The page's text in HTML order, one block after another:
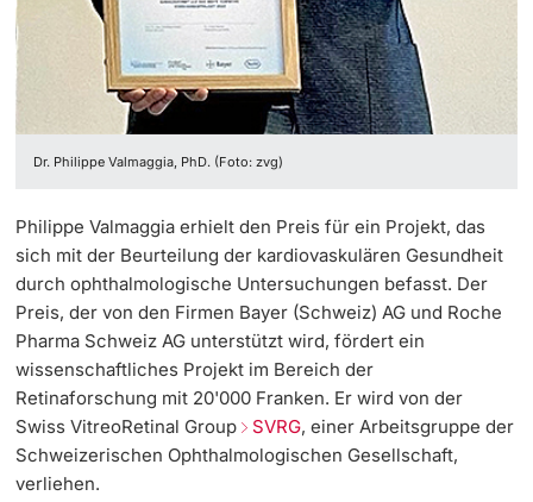
Dr. Philippe Valmaggia, PhD. (Foto: zvg)
Philippe Valmaggia erhielt den Preis für ein Projekt, das
sich mit der Beurteilung der kardiovaskulären Gesundheit
durch ophthalmologische Untersuchungen befasst. Der
Preis, der von den Firmen Bayer (Schweiz) AG und Roche
Pharma Schweiz AG unterstützt wird, fördert ein
wissenschaftliches Projekt im Bereich der
Retinaforschung mit 20'000 Franken. Er wird von der
Swiss VitreoRetinal Group SVRG, einer Arbeitsgruppe der
Schweizerischen Ophthalmologischen Gesellschaft,
verliehen.